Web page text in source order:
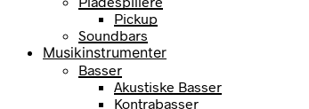
Pickup
Soundbars
Musikinstrumenter
Basser
Akustiske Basser
Kontrabasser